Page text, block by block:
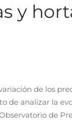
y
de los
de analizar la
de